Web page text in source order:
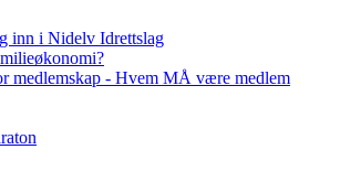
inn i Nidelv Idrettslag
medlemskap - Hvem MÅ være medlem